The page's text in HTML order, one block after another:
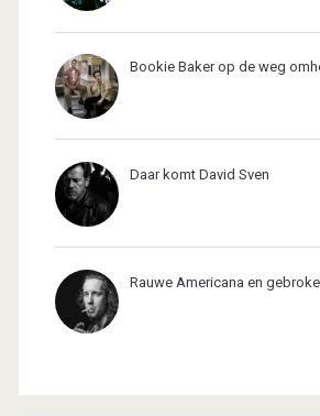
Bookie Baker op de weg
Daar komt David Sven
Rauwe Americana en